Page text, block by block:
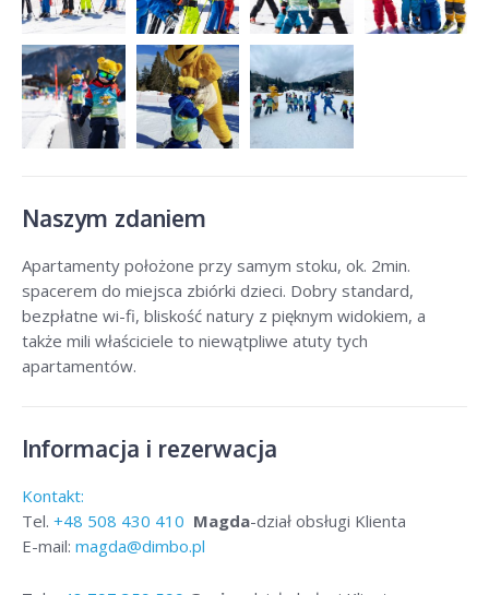
Naszym zdaniem
Apartamenty położone przy samym stoku, ok. 2min.
spacerem do miejsca zbiórki dzieci. Dobry standard,
bezpłatne wi-fi, bliskość natury z pięknym widokiem, a
także mili właściciele to niewątpliwe atuty tych
apartamentów.
Informacja i rezerwacja
Kontakt:
Tel. +48 508 430 410 Magda-dział obsługi Klienta
E-mail: magda@dimbo.pl